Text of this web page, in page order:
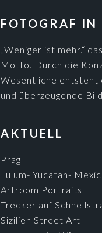
FOTOGRAF IN
„Weniger ist mehr.“
Motto. Durch die
Wesentliche entsteht
und überzeugende
AKTUELL
Prag
Tulum- Yucatan-
Artroom Portraits
Trecker auf
Sizilien Street Art